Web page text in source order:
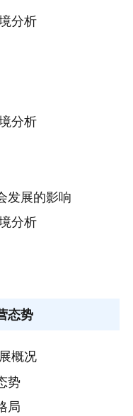
分析
分析
发展的影响
分析
态势
概况
势
局